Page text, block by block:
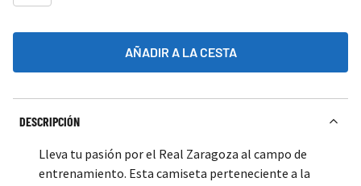
AÑADIR A LA CESTA
DESCRIPCIÓN
Lleva tu pasión por el Real Zaragoza al campo de
entrenamiento. Esta camiseta perteneciente a la